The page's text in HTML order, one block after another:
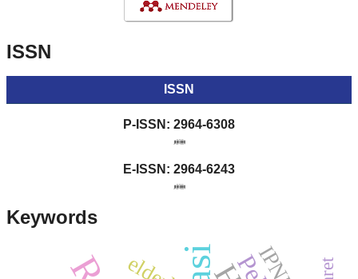
ISSN
ISSN
P-ISSN: 2964-6308
E-ISSN: 2964-6243
Keywords